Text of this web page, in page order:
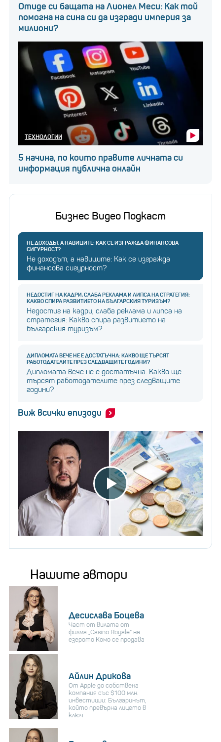
Отиде си бащата на Лионел Меси: Как той
помогна на сина си да изгради империя за
милиони?
ТЕХНОЛОГИИ
5 начина, по които правите личната си
информация публична онлайн
Бизнес Видео Подкаст
НЕ ДОХОДЪТ, А НАВИЦИТЕ: КАК СЕ ИЗГРАЖДА ФИНАНСОВА
СИГУРНОСТ?
Не доходът, а навиците: Как се изгражда
финансова сигурност?
НЕДОСТИГ НА КАДРИ, СЛАБА РЕКЛАМА И ЛИПСА НА СТРАТЕГИЯ:
КАКВО СПИРА РАЗВИТИЕТО НА БЪЛГАРСКИЯ ТУРИЗЪМ?
Недостиг на кадри, слаба реклама и липса на
стратегия: Какво спира развитието на
българския туризъм?
ДИПЛОМАТА ВЕЧЕ НЕ Е ДОСТАТЪЧНА: КАКВО ЩЕ ТЪРСЯТ
РАБОТОДАТЕЛИТЕ ПРЕЗ СЛЕДВАЩИТЕ ГОДИНИ?
Дипломата вече не е достатъчна: Какво ще
търсят работодателите през следващите
години?
Виж всички епизоди
Нашите автори
Десислава Боцева
Част от вилата от
филма „Casino Royale“ на
езерото Комо се продава
Айлин Дрикова
От Apple до собствена
компания със $100 млн.
инвестиции: Българинът,
който превърна лицето в
ключ